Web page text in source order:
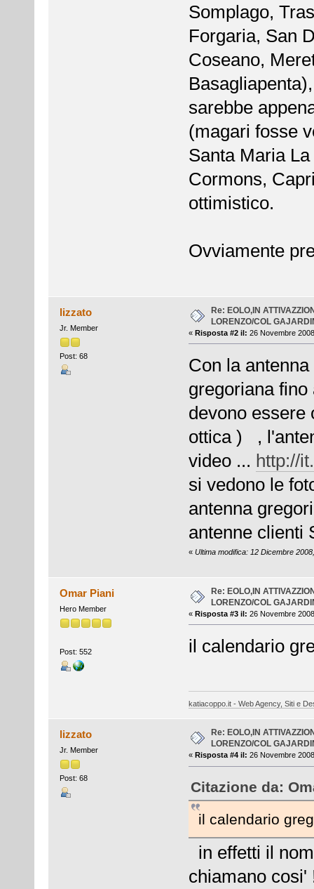
Somplago,
Forgaria, San
Coseano,
sarebbe
(magari fosse
Santa Maria
Cormons,
ottimistico.
Ovviamente
lizzato
Jr. Member
Post: 68
Re: EOLO,IN
LORENZO/COL
« Risposta #2 il: 26 Novembre
Con la
gregoriana
devono essere
ottica ) ,
video ... http://
si vedono le
antenna
antenne clienti
« Ultima modifica: 12 Dicembre
Omar Piani
Hero Member
Post: 552
Re: EOLO,IN
LORENZO/COL
« Risposta #3 il: 26 Novembre
il calendario
katiacoppo.it - Web Agency, Siti e
lizzato
Jr. Member
Post: 68
Re: EOLO,IN
LORENZO/COL
« Risposta #4 il: 26 Novembre
Citazione da:
il calendario
in effetti il
chiamano